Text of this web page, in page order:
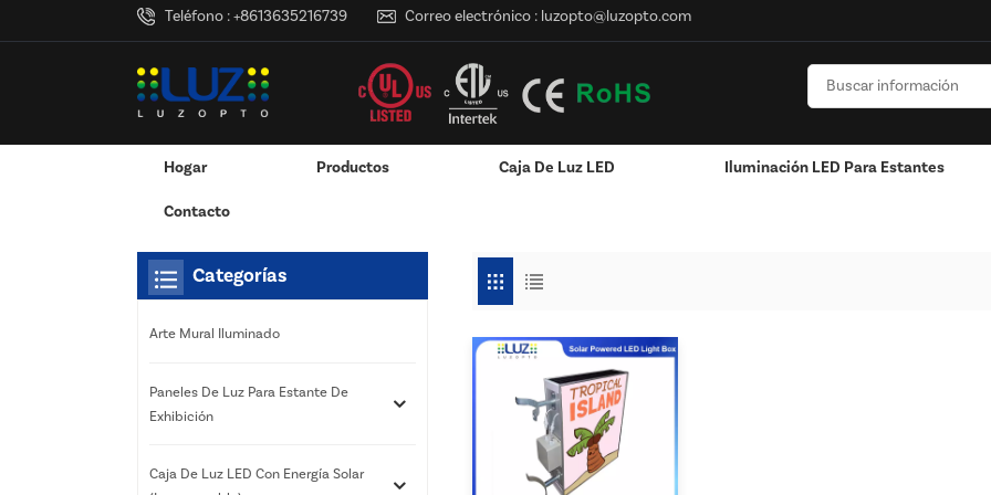
Teléfono :+8613635216739 Correo electrónico : luzopto@luzopto.com
Hogar Productos Caja De Luz LED Iluminación LED Para Estantes
Contacto
Categorías
Arte Mural Iluminado
Paneles De Luz Para Estante De
Exhibición
Caja De Luz LED Con Energía Solar